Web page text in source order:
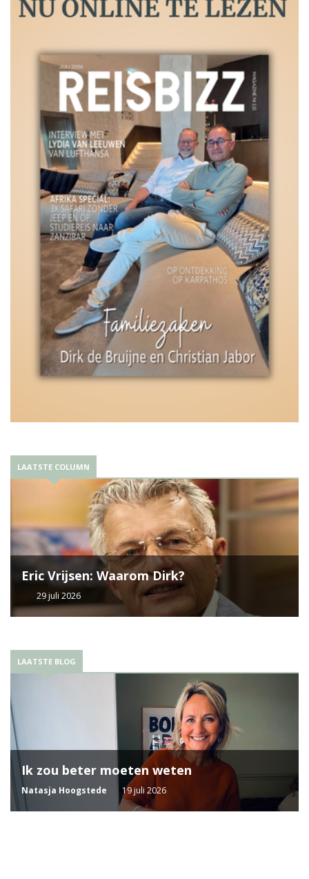
LAATSTE COLUMN
Eric Vrijsen: Waarom Dirk?
29 juli 2026
LAATSTE BLOG
Ik zou beter moeten weten
Natasja Hoogstede 19 juli 2026